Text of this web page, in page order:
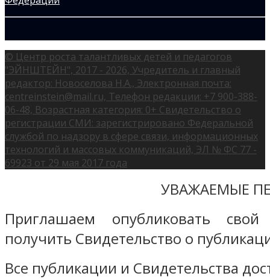
© Центр роста талантливых детей и педагогов
"ЭЙНШТЕЙН", 2017 - 2026, Учредитель и главный
редактор: Новоселова Н.А., Электронная почта:
centreinstein@mail.ru, Телефон редакции: +7 900-388-
06-48, Возрастная категория: 0+ Свидетельство о
регистрации СМИ: зарегистрировано Федеральной
службой по надзору в сфере связи, информационных
технологий и массовых коммуникаций, ЭЛ № ФС 77 -
69923 от 29 мая 2017 года
УВАЖАЕМЫЕ
Приглашаем опубликовать
получить Свидетельство о
Все публикации и Свидетельства